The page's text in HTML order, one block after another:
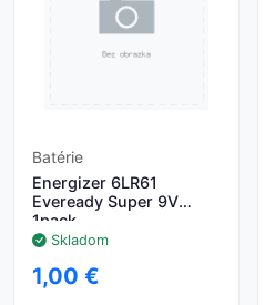
Batérie
Energizer 6LR61
Eveready Super 9V
1pack
Skladom
1,00 €